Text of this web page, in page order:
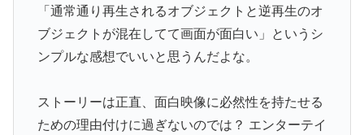
「通常通り再生されるオブジェクトと逆再生のオ
ブジェクトが混在してて画面が面白い」というシ
ンプルな感想でいいと思うんだよな。
ストーリーは正直、面白映像に必然性を持たせる
ための理由付けに過ぎないのでは？ エンターテイ